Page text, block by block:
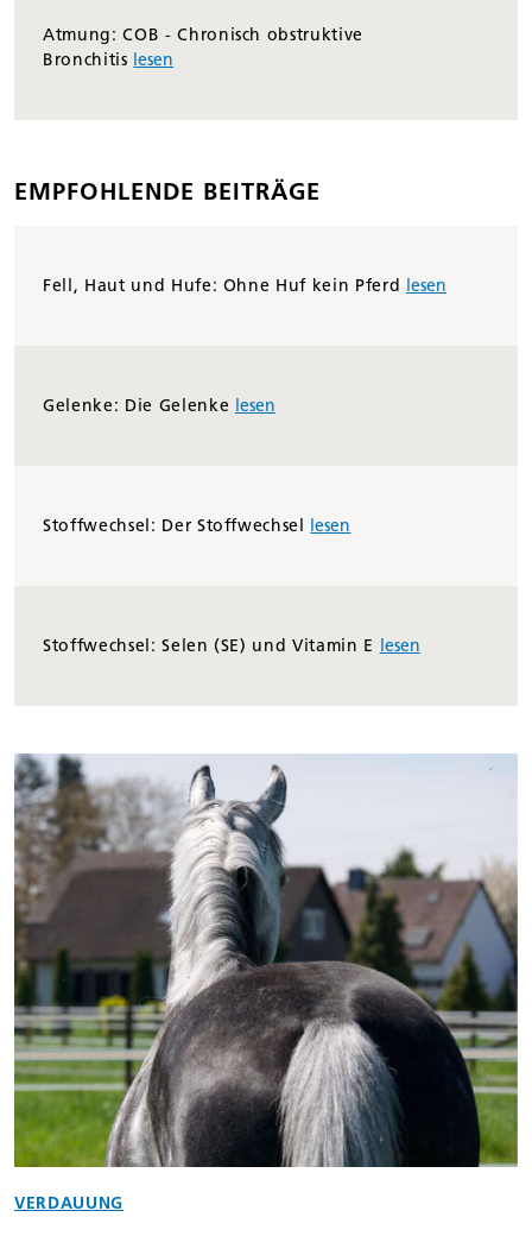
Atmung: COB - Chronisch obstruktive
Bronchitis lesen
EMPFOHLENDE BEITRÄGE
Fell, Haut und Hufe: Ohne Huf kein Pferd lesen
Gelenke: Die Gelenke lesen
Stoffwechsel: Der Stoffwechsel lesen
Stoffwechsel: Selen (SE) und Vitamin E lesen
VERDAUUNG